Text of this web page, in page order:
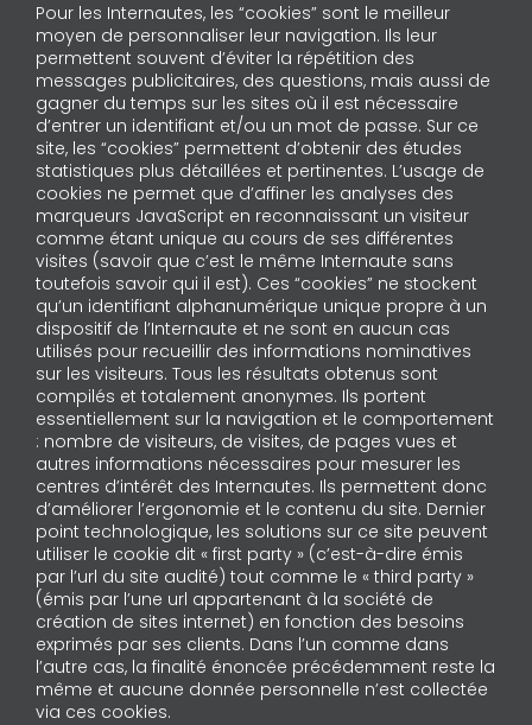
Pour les Internautes, les “cookies” sont le meilleur
moyen de personnaliser leur navigation. Ils leur
permettent souvent d’éviter la répétition des
messages publicitaires, des questions, mais aussi de
gagner du temps sur les sites où il est nécessaire
d’entrer un identifiant et/ou un mot de passe. Sur ce
site, les “cookies” permettent d’obtenir des études
statistiques plus détaillées et pertinentes. L’usage de
cookies ne permet que d’affiner les analyses des
marqueurs JavaScript en reconnaissant un visiteur
comme étant unique au cours de ses différentes
visites (savoir que c’est le même Internaute sans
toutefois savoir qui il est). Ces “cookies” ne stockent
qu’un identifiant alphanumérique unique propre à un
dispositif de l’Internaute et ne sont en aucun cas
utilisés pour recueillir des informations nominatives
sur les visiteurs. Tous les résultats obtenus sont
compilés et totalement anonymes. Ils portent
essentiellement sur la navigation et le comportement
: nombre de visiteurs, de visites, de pages vues et
autres informations nécessaires pour mesurer les
centres d’intérêt des Internautes. Ils permettent donc
d’améliorer l’ergonomie et le contenu du site. Dernier
point technologique, les solutions sur ce site peuvent
utiliser le cookie dit « first party » (c’est-à-dire émis
par l’url du site audité) tout comme le « third party »
(émis par l’une url appartenant à la société de
création de sites internet) en fonction des besoins
exprimés par ses clients. Dans l’un comme dans
l’autre cas, la finalité énoncée précédemment reste la
même et aucune donnée personnelle n’est collectée
via ces cookies.